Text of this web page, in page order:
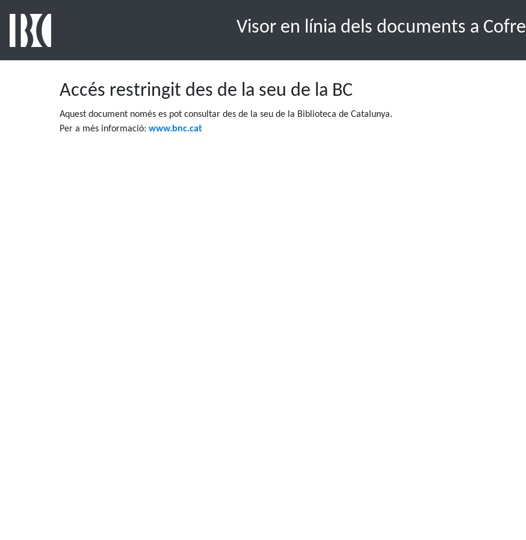
Visor en línia dels documents a Cofre
Accés restringit des de la seu de la BC
Aquest document només es pot consultar des de la seu de la Biblioteca de Catalunya.
Per a més informació:www.bnc.cat